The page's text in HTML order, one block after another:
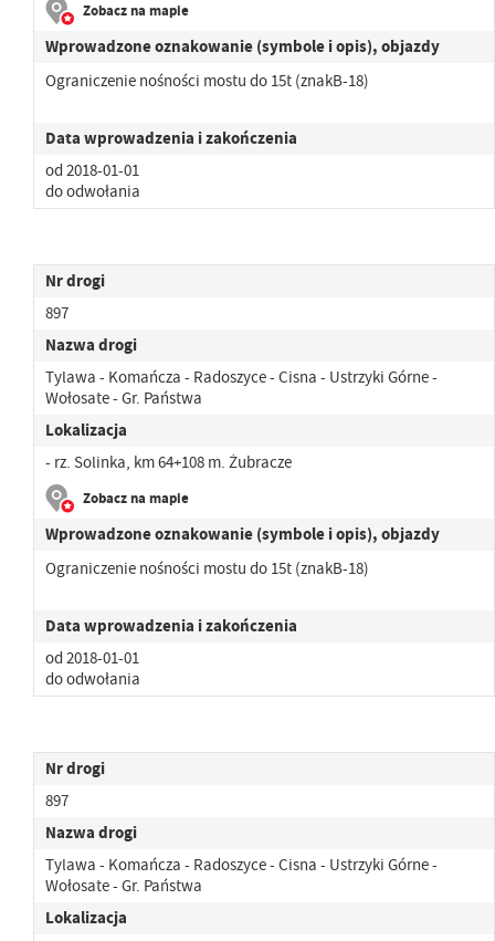
Zobacz na mapie
Wprowadzone oznakowanie (symbole i opis), objazdy
Ograniczenie nośności mostu do 15t (znakB-18)
Data wprowadzenia i zakończenia
od 2018-01-01
do odwołania
Nr drogi
897
Nazwa drogi
Tylawa - Komańcza - Radoszyce - Cisna - Ustrzyki Górne -
Wołosate - Gr. Państwa
Lokalizacja
- rz. Solinka, km 64+108 m. Żubracze
Zobacz na mapie
Wprowadzone oznakowanie (symbole i opis), objazdy
Ograniczenie nośności mostu do 15t (znakB-18)
Data wprowadzenia i zakończenia
od 2018-01-01
do odwołania
Nr drogi
897
Nazwa drogi
Tylawa - Komańcza - Radoszyce - Cisna - Ustrzyki Górne -
Wołosate - Gr. Państwa
Lokalizacja